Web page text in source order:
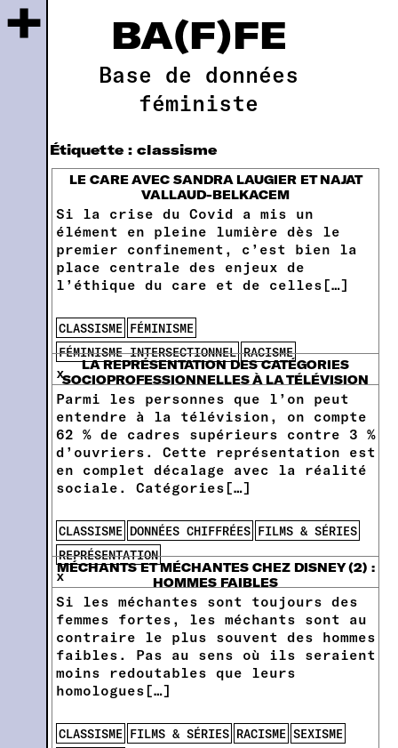
BA(F)FE
Base de données
féministe
+
Étiquette : classisme
LE CARE AVEC SANDRA LAUGIER ET NAJAT
VALLAUD-BELKACEM
Si la crise du Covid a mis un
élément en pleine lumière dès le
premier confinement, c’est bien la
place centrale des enjeux de
l’éthique du care et de celles[…]
CLASSISME FÉMINISME
FÉMINISME INTERSECTIONNEL RACISME
x
LA REPRÉSENTATION DES CATÉGORIES
SOCIOPROFESSIONNELLES À LA TÉLÉVISION
Parmi les personnes que l’on peut
entendre à la télévision, on compte
62 % de cadres supérieurs contre 3 %
d’ouvriers. Cette représentation est
en complet décalage avec la réalité
sociale. Catégories[…]
CLASSISME DONNÉES CHIFFRÉES FILMS & SÉRIES
REPRÉSENTATION
x
MÉCHANTS ET MÉCHANTES CHEZ DISNEY (2) :
HOMMES FAIBLES
Si les méchantes sont toujours des
femmes fortes, les méchants sont au
contraire le plus souvent des hommes
faibles. Pas au sens où ils seraient
moins redoutables que leurs
homologues[…]
CLASSISME FILMS & SÉRIES RACISME SEXISME